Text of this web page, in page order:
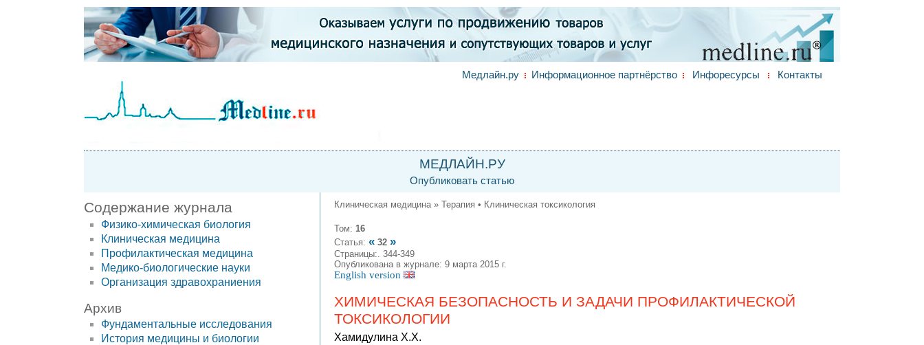
Медлайн.ру Информационное партнёрство Инфоресурсы Контакты
МЕДЛАЙН.РУ
Опубликовать статью
Содержание журнала
Физико-химическая биология
Клиническая медицина
Профилактическая медицина
Медико-биологические науки
Организация здравохраниения
Архив
Фундаментальные исследования
История медицины и биологии
Клиническая медицина » Терапия • Клиническая токсикология
Том: 16
Статья: « 32 »
Страницы:. 344-349
Опубликована в журнале: 9 марта 2015 г.
English version
ХИМИЧЕСКАЯ БЕЗОПАСНОСТЬ И ЗАДАЧИ ПРОФИЛАКТИЧЕСКОЙ
ТОКСИКОЛОГИИ
Хамидулина Х.Х.